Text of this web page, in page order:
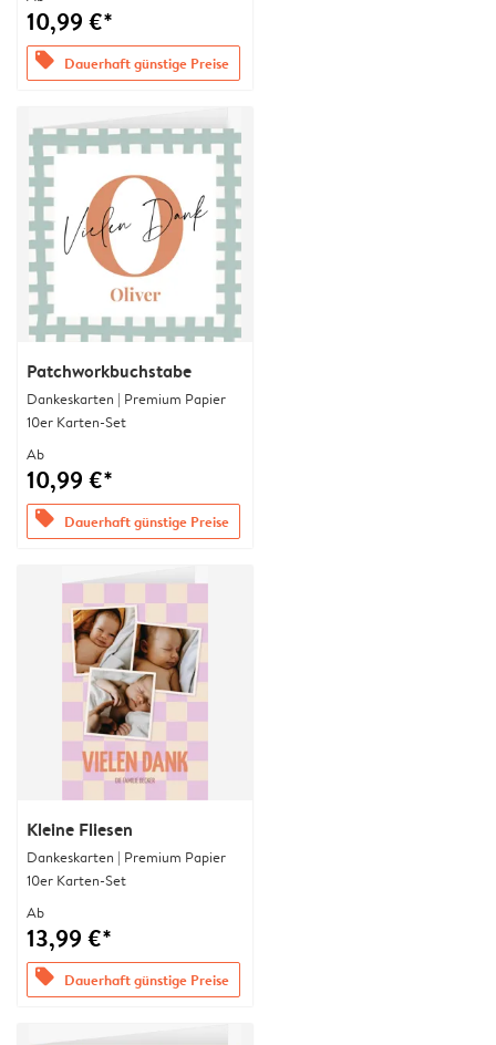
10,99 €*
offers Dauerhaft günstige Preise
Patchworkbuchstabe
Dankeskarten | Premium Papier
10er Karten-Set
Ab
10,99 €*
offers Dauerhaft günstige Preise
Kleine Fliesen
Dankeskarten | Premium Papier
10er Karten-Set
Ab
13,99 €*
offers Dauerhaft günstige Preise